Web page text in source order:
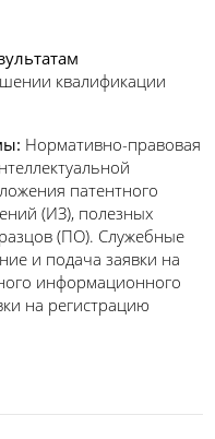
квалификации
Нормативно-правовая
патентного
(ИЗ), полезных
(ПО). Служебные
и подача заявки на
информационного
на регистрацию